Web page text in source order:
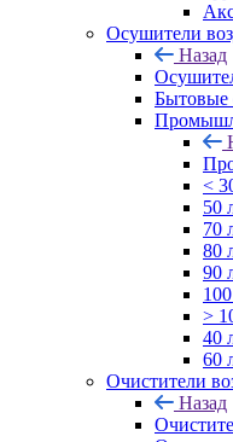
Осушители
Назад
Бытовые
<
50
70
80
90
>
40
60
Очистители
Назад